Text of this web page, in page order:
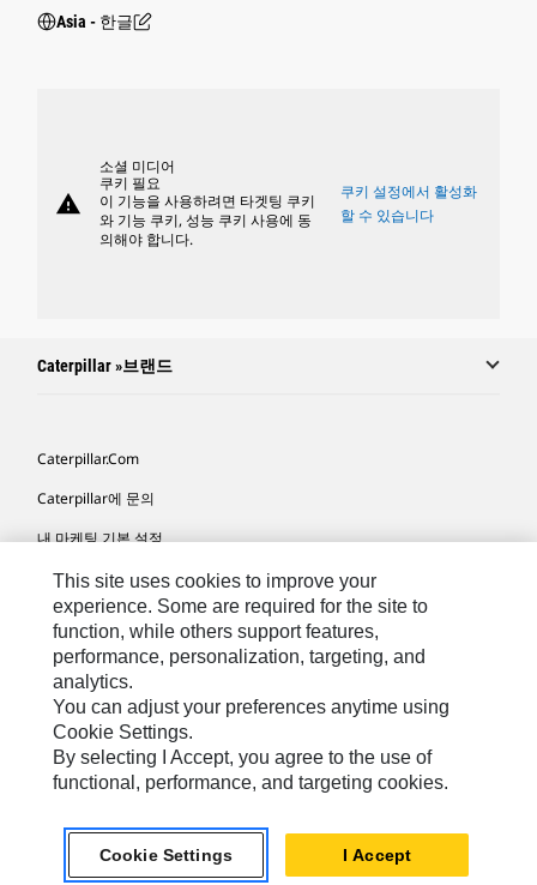
Asia - 한글
warning
소셜 미디어
쿠키 필요
이 기능을 사용하려면 타겟팅 쿠키
와 기능 쿠키, 성능 쿠키 사용에 동
의해야 합니다.
쿠키 설정에서 활성화
할 수 있습니다
Caterpillar »브랜드
Caterpillar.com
Caterpillar에 문의
내 마케팅 기본 설정
사이트 맵
Cookie Settings
법적 고지
개인정보취급방침
위치정보 이용약관
KR - Korean© 2026 Caterpillar. 판권 소유
This site uses cookies to improve your
experience. Some are required for the site to
function, while others support features,
performance, personalization, targeting, and
analytics.
You can adjust your preferences anytime using
Cookie Settings.
By selecting I Accept, you agree to the use of
functional, performance, and targeting cookies.
Cookie Settings I Accept